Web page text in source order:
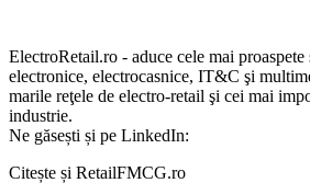
ElectroRetail.ro - aduce cele mai
electronice, electrocasnice, IT&C şi
marile reţele de electro-retail şi cei mai
industrie.
Ne găsești și pe LinkedIn:
Citește și RetailFMCG.ro